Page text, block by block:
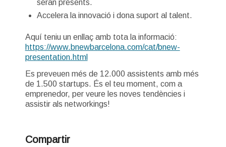
seran presents.
Accelera la innovació i dona suport al talent.
Aquí teniu un enllaç amb tota la informació:
https://www.bnewbarcelona.com/cat/bnew-
presentation.html
Es preveuen més de 12.000 assistents amb més
de 1.500 startups. És el teu moment, com a
emprenedor, per veure les noves tendències i
assistir als networkings!
Compartir